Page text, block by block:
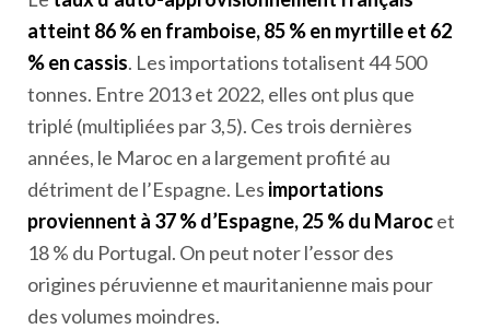
atteint 86 % en framboise, 85 % en myrtille et 62
% en cassis. Les importations totalisent 44 500
tonnes. Entre 2013 et 2022, elles ont plus que
triplé (multipliées par 3,5). Ces trois dernières
années, le Maroc en a largement profité au
détriment de l’Espagne. Les importations
proviennent à 37 % d’Espagne, 25 % du Marocet
18 % du Portugal. On peut noter l’essor des
origines péruvienne et mauritanienne mais pour
des volumes moindres.